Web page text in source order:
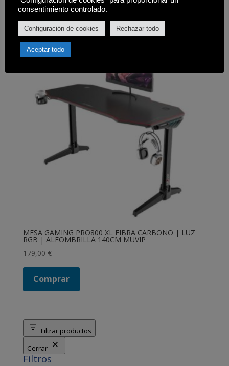
Comprar
MESA GAMING PRO800 XL FIBRA CARBONO | LUZ
RGB | ALFOMBRILLA 140CM MUVIP
179,00 €
Comprar
Filtrar productos
Cerrar
Filtros
consentimiento controlado.
Configuración de cookies Rechazar todo
Aceptar todo